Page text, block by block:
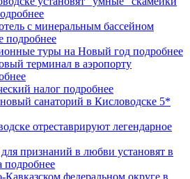
с минеральным бассейном
подробнее
туры на Новый год подробнее
терминал в аэропорту
налог подробнее
санаторий в Кисловодске 5*
отреставрируют легендарное
признаний в любви установят в
подробнее
Кавказском федеральном округе в